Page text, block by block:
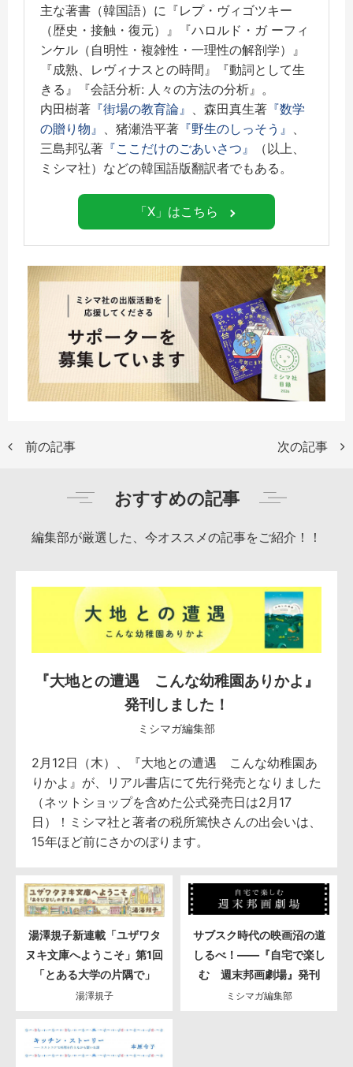
主な著書（韓国語）に『レプ・ヴィゴツキー
（歴史・接触・復元）』『ハロルド・ガ ーフィ
ンケル（自明性・複雑性・一理性の解剖学）』
『成熟、レヴィナスとの時間』『動詞として生
きる』『会話分析: 人々の方法の分析』。
内田樹著 『街場の教育論』 、森田真生著 『数学
の贈り物』
、猪瀬浩平著 『野生のしっそう』
三島邦弘著 『ここだけのごあいさつ』
（以上、
ミシマ社）などの韓国語版翻訳者でもある。
「X」はこちら
前の記事 次の記事
おすすめの記事
編集部が厳選した、今オススメの記事をご紹介！！
『大地との遭遇 こんな幼稚園ありかよ』
発刊しました！
ミシマガ編集部
2月12日（木）、『大地との遭遇 こんな幼稚園あ
りかよ』が、リアル書店にて先行発売となりました
（ネットショップを含めた公式発売日は2月17
日）！ミシマ社と著者の税所篤快さんの出会いは、
15年ほど前にさかのぼります。
湯澤規子新連載「ユザワタ
ヌキ文庫へようこそ」第1回
「とある大学の片隅で」
湯澤規子
サブスク時代の映画沼の道
しるべ！――『自宅で楽し
む 週末邦画劇場』発刊
ミシマガ編集部